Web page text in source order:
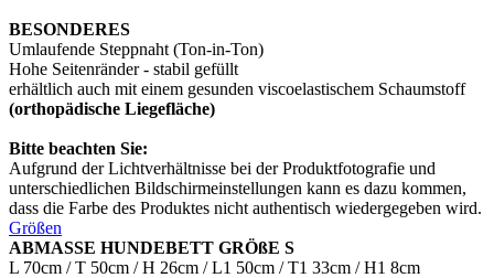
BESONDERES
Umlaufende Steppnaht (Ton-in-Ton)
Hohe Seitenränder - stabil gefüllt
erhältlich auch mit einem gesunden viscoelastischem Schaumstoff
(orthopädische Liegefläche)
Bitte beachten Sie:
Aufgrund der Lichtverhältnisse bei der Produktfotografie und
unterschiedlichen Bildschirmeinstellungen kann es dazu kommen,
dass die Farbe des Produktes nicht authentisch wiedergegeben wird.
Größen
ABMASSE HUNDEBETT GRÖßE S
L 70cm / T 50cm / H 26cm / L1 50cm / T1 33cm / H1 8cm